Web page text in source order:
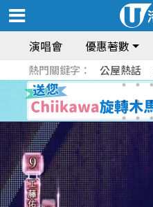
演唱會 優惠著數
熱門關鍵字： 公屋熱話